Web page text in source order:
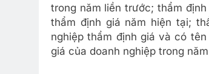
trong năm liền trước; thẩm
thẩm định giá năm hiện tại;
nghiệp thẩm định giá và có
giá của doanh nghiệp trong